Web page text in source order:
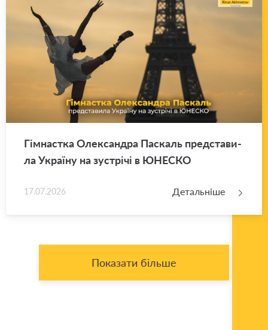
Гім­нас­тка Оле­ксан­дра Па­скаль пред­ста­ви­
ла Укра­ї­ну на зу­стрі­чі в ЮНЕ­СКО
17.07.2026 Детальніше
Показати більше